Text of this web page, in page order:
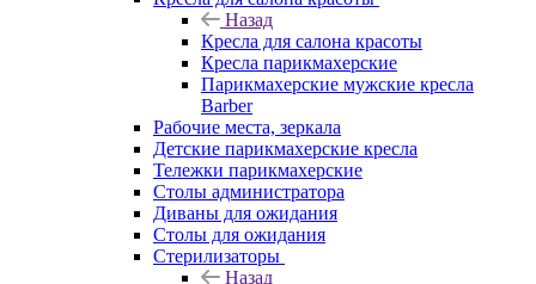
Назад
Кресла для салона красоты
Кресла парикмахерские
Парикмахерские мужские кресла
Barber
Рабочие места, зеркала
Детские парикмахерские кресла
Тележки парикмахерские
Столы администратора
Диваны для ожидания
Столы для ожидания
Стерилизаторы
Назад